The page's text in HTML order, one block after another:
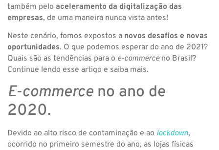
também pelo aceleramento da digitalização das
empresas, de uma maneira nunca vista antes!
Neste cenário, fomos expostos a novos desafios e novas
oportunidades. O que podemos esperar do ano de 2021?
Quais são as tendências para o e-commerceno Brasil?
Continue lendo esse artigo e saiba mais.
E-commerce no ano de
2020.
Devido ao alto risco de contaminação e ao lockdown,
ocorrido no primeiro semestre do ano, as lojas físicas